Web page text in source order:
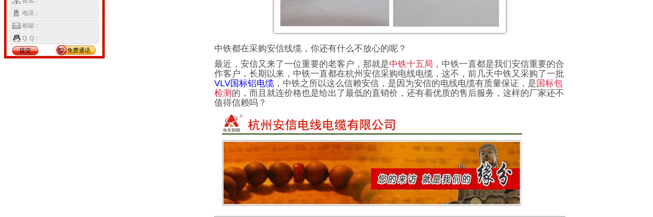
中铁都在采购安信线缆，你还有什么不放心的呢？
最近，安信又来了一位重要的老客户，那就是中铁十五局 ，中铁一直都是我们安信重要的合
作客户，长期以来，中铁一直都在杭州安信采购电线电缆，这不，前几天中铁又采购了一批
VLV国标铝电缆 ，中铁之所以这么信赖安信，是因为安信的电线电缆有质量保证，是 国标包
检测 的，而且就连价格也是给出了最低的直销价，还有着优质的售后服务，这样的厂家还不
值得信赖吗？
电话：
邮箱：
Q Q：
提交
免费通话